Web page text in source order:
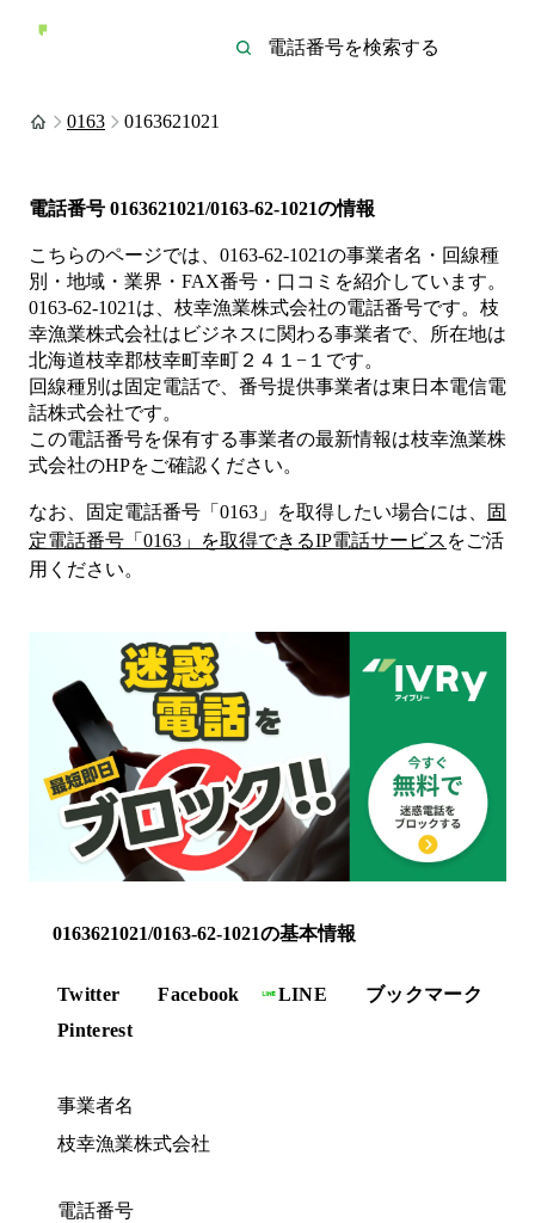
0163 0163621021
電話番号 0163621021/0163-62-1021の情報
こちらのページでは、 0163-62-1021の事業者名・回線種
別・地域・業界・FAX番号・口コミを紹介しています。
0163-62-1021 は、 枝幸漁業株式会社の電話番号です。 枝
幸漁業株式会社は ビジネスに関わる事業者で、所在地は
北海道枝幸郡枝幸町幸町２４１−１ です。
回線種別は固定電話で、番号提供事業者は東日本電信電
話株式会社です。
この電話番号を保有する事業者の最新情報は枝幸漁業株
式会社のHPをご確認ください。
なお、固定電話番号「 0163 」を取得したい場合には、
固
定電話番号「 0163 」を取得できるIP電話サービス をご活
用ください。
0163621021/0163-62-1021の基本情報
Twitter Facebook LINE
ブックマーク
Pinterest
事業者名
枝幸漁業株式会社
電話番号